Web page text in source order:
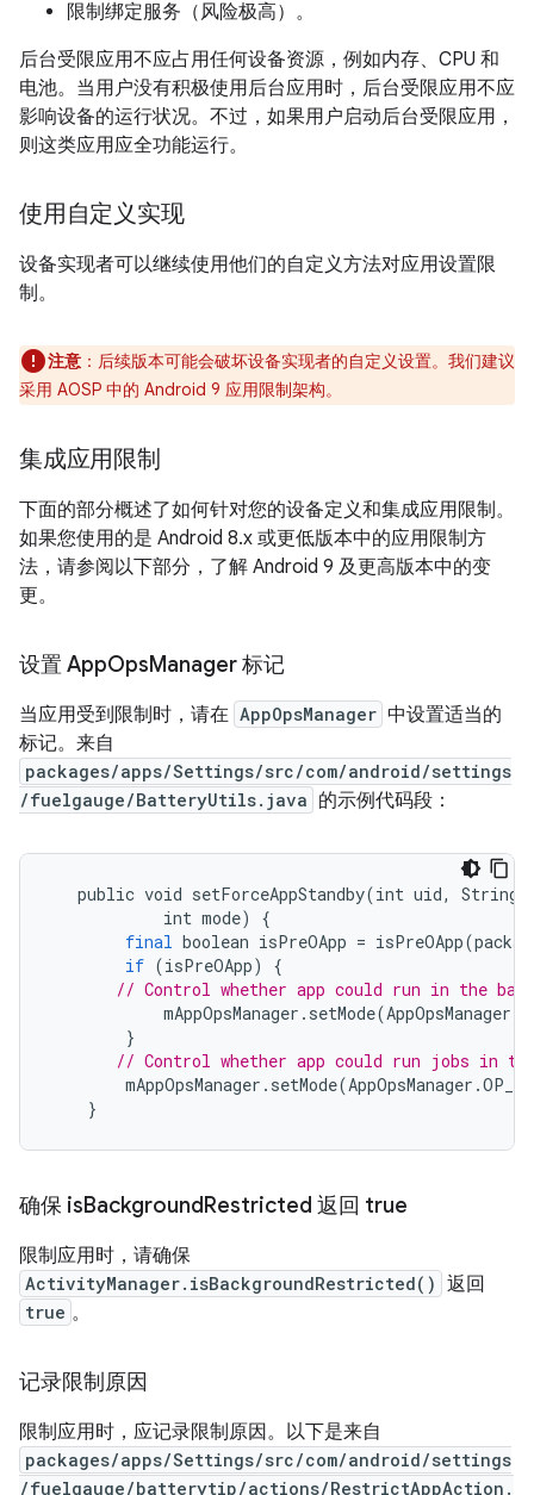
限制绑定服务（风险极高）。
后台受限应用不应占用任何设备资源，例如内存、CPU 和
电池。当用户没有积极使用后台应用时，后台受限应用不应
影响设备的运行状况。不过，如果用户启动后台受限应用，
则这类应用应全功能运行。
使用自定义实现
设备实现者可以继续使用他们的自定义方法对应用设置限
制。
注意 ：后续版本可能会破坏设备实现者的自定义设置。我们建议
采用 AOSP 中的 Android 9 应用限制架构。
集成应用限制
下面的部分概述了如何针对您的设备定义和集成应用限制。
如果您使用的是 Android 8.x 或更低版本中的应用限制方
法，请参阅以下部分，了解 Android 9 及更高版本中的变
更。
设置 AppOpsManager 标记
当应用受到限制时，请在 AppOpsManager 中设置适当的
标记。来自
packages/apps/Settings/src/com/android/settings
/fuelgauge/BatteryUtils.java 的示例代码段：
public void setForceAppStandby(int uid, String
int mode)
{
final boolean isPreOApp = isPreOApp(
if (isPreOApp)
{
// Control whether app could run in the
mAppOpsManager . setMode(AppOpsManager
}
// Control whether app could run jobs in the
mAppOpsManager . setMode(AppOpsManager .
}
确保 isBackground Restricted 返回 true
限制应用时，请确保
ActivityManager.isBackgroundRestricted() 返回
true 。
记录限制原因
限制应用时，应记录限制原因。以下是来自
packages/apps/Settings/src/com/android/settings
/fuelgauge/batterytip/actions/RestrictAppAction.